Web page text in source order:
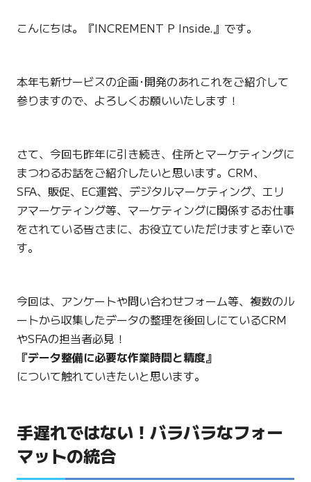
こんにちは。『INCREMENT P Inside.』です。
本年も新サービスの企画･開発のあれこれをご紹介して
参りますので、よろしくお願いいたします！
さて、今回も昨年に引き続き、住所とマーケティングに
まつわるお話をご紹介したいと思います。CRM、
SFA、販促、EC運営、デジタルマーケティング、エリ
アマーケティング等、マーケティングに関係するお仕事
をされている皆さまに、お役立ていただけますと幸いで
す。
今回は、アンケートや問い合わせフォーム等、複数のル
ートから収集したデータの整理を後回しにているCRM
やSFAの担当者必見！
『データ整備に必要な作業時間と精度』
について触れていきたいと思います。
手遅れではない！バラバラなフォー
マットの統合